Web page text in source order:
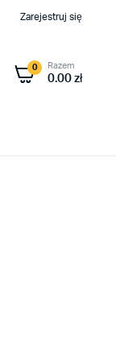
Zarejestruj się
0 Razem
0.00 zł